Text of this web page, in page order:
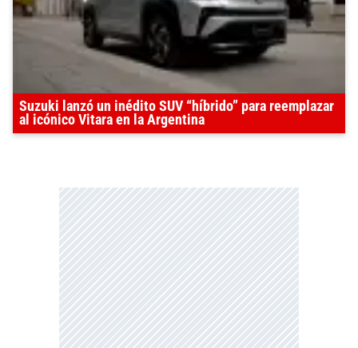
Suzuki lanzó un inédito SUV “híbrido” para reemplazar
al icónico Vitara en la Argentina